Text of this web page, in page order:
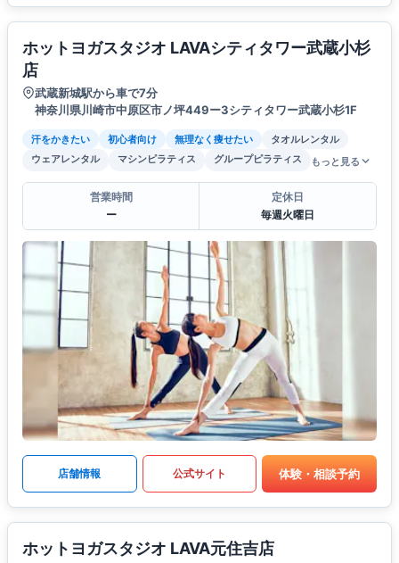
ホットヨガスタジオ LAVAシティタワー武蔵小杉
店
武蔵新城駅から車で7分
神奈川県川崎市中原区市ノ坪449ー3シティタワー武蔵小杉1F
汗をかきたい 初心者向け 無理なく痩せたい
タオルレンタル
ウェアレンタル
マシンピラティス グループピラティス もっと見る
営業時間
ー
定休日
毎週火曜日
店舗情報 公式サイト 体験・相談予約
ホットヨガスタジオ LAVA元住吉店